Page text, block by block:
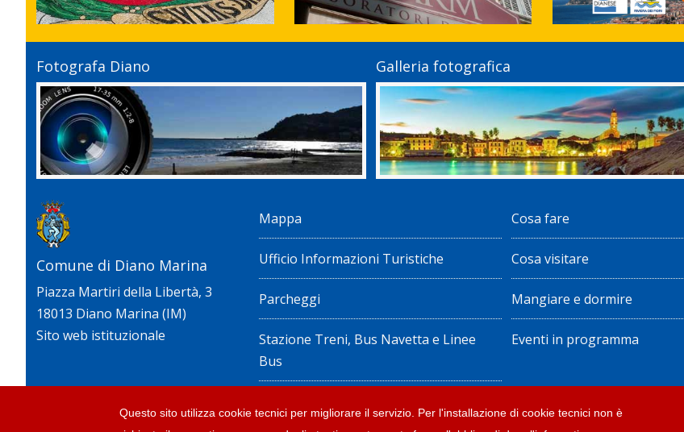
Fotografa Diano Galleria fotografica
Comune di Diano Marina
Piazza Martiri della Libertà, 3
18013 Diano Marina (IM)
Sito web istituzionale
Mappa
Ufficio Informazioni Turistiche
Parcheggi
Stazione Treni, Bus Navetta e Linee
Bus
Cosa fare
Cosa visitare
Mangiare e dormire
Eventi in programma
Questo sito utilizza cookie tecnici per migliorare il servizio. Per l'installazione di cookie tecnici non è